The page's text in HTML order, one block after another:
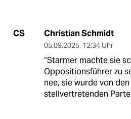
CS Christian Schmidt
05.09.2025, 12:34 Uhr
“Starmer machte sie
Oppositionsführer zu
nee, sie wurde von
stellvertretenden